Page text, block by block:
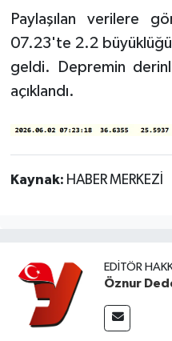
Paylaşılan verilere
07.23'te 2.2
geldi. Depremin
açıklandı.
Kaynak: HABER MERKEZİ
EDITÖR
Öznur